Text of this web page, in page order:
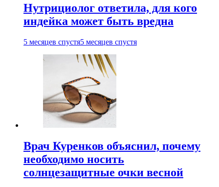
Нутрициолог ответила, для кого
индейка может быть вредна
5 месяцев спустя5 месяцев спустя
Врач Куренков объяснил, почему
необходимо носить
солнцезащитные очки весной